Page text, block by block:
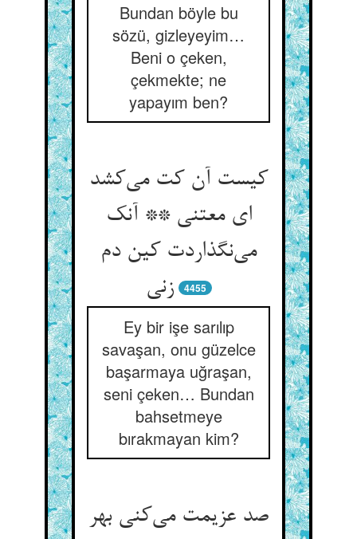
Bundan böyle bu
sözü, gizleyeyim…
Beni o çeken,
çekmekte; ne
yapayım ben?
کیست آن کت می‌کشد
ای معتنی ** آنک
می‌نگذاردت کین دم
زنی
4455
Ey bir işe sarılıp
savaşan, onu güzelce
başarmaya uğraşan,
seni çeken… Bundan
bahsetmeye
bırakmayan kim?
صد عزیمت می‌کنی بهر